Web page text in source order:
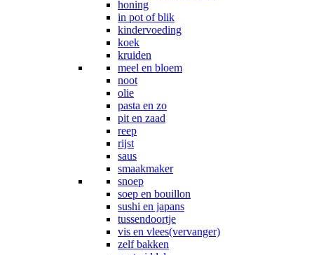
honing
in pot of blik
kindervoeding
koek
kruiden
meel en bloem
noot
olie
pasta en zo
pit en zaad
reep
rijst
saus
smaakmaker
snoep
soep en bouillon
sushi en japans
tussendoortje
vis en vlees(vervanger)
zelf bakken